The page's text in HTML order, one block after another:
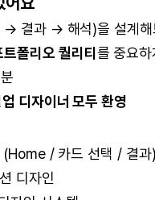
→ 결과 → 해석)을 설계해
트폴리오 퀄리티 를 중요
디자이너 모두 환영
(Home / 카드 선택 / 결과)
디자인